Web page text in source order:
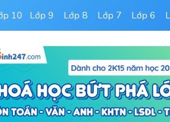
10 Lớp 9 Lớp 8 Lớp 7 Lớp 6